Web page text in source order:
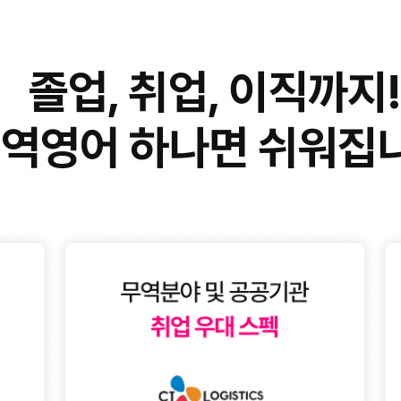
졸업, 취업, 이직까지!
영어 하나면 쉬워집